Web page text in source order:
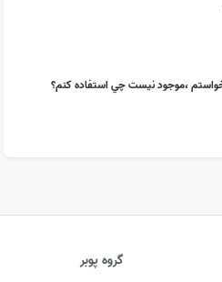
،موجود نيست چي استفاده كنم؟
گروه پوبر